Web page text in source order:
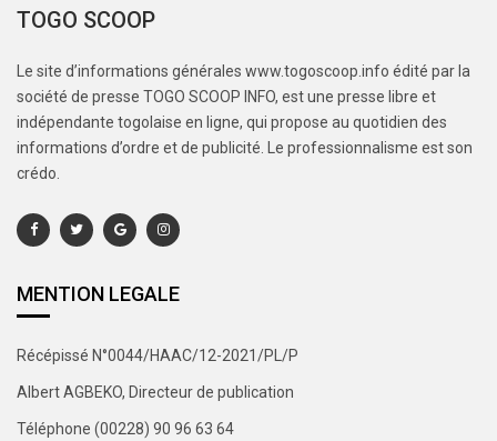
TOGO SCOOP
Le site d’informations générales www.togoscoop.info édité par la
société de presse TOGO SCOOP INFO, est une presse libre et
indépendante togolaise en ligne, qui propose au quotidien des
informations d’ordre et de publicité. Le professionnalisme est son
crédo.
MENTION LEGALE
Récépissé N°0044/HAAC/12-2021/PL/P
Albert AGBEKO, Directeur de publication
Téléphone (00228) 90 96 63 64